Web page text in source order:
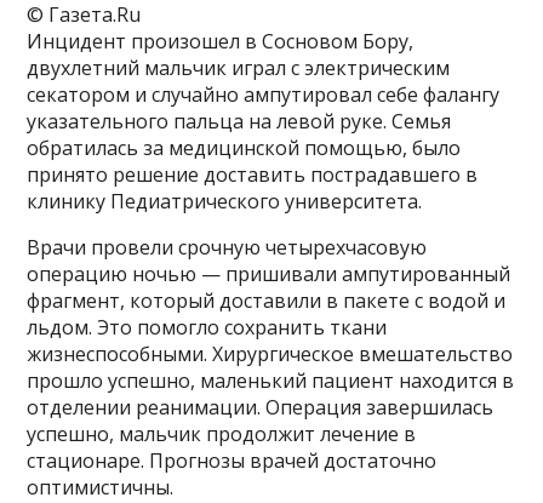
© Газета.Ru
Инцидент произошел в Сосновом Бору,
двухлетний мальчик играл с электрическим
секатором и случайно ампутировал себе фалангу
указательного пальца на левой руке. Семья
обратилась за медицинской помощью, было
принято решение доставить пострадавшего в
клинику Педиатрического университета.
Врачи провели срочную четырехчасовую
операцию ночью — пришивали ампутированный
фрагмент, который доставили в пакете с водой и
льдом. Это помогло сохранить ткани
жизнеспособными. Хирургическое вмешательство
прошло успешно, маленький пациент находится в
отделении реанимации. Операция завершилась
успешно, мальчик продолжит лечение в
стационаре. Прогнозы врачей достаточно
оптимистичны.